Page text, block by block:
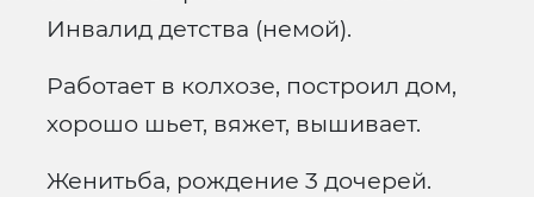
Инвалид детства (немой).
Работает в колхозе, построил дом,
хорошо шьет, вяжет, вышивает.
Женитьба, рождение 3 дочерей.